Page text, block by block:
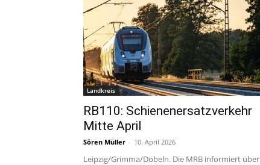
Landkreis
RB110: Schienenersatzverkehr
Mitte April
Sören Müller - 10. April 2026
Leipzig/Grimma/Döbeln. Die MRB informiert über